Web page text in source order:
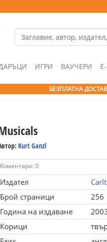
ИГРИ ВАУЧЕРИ
БЕЗПЛАТНА
Kurt Ganzl
Коментари: 0
Издател
Брой страници
256
Година на издаване
Корици